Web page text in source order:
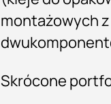
montażowych
Skrócone